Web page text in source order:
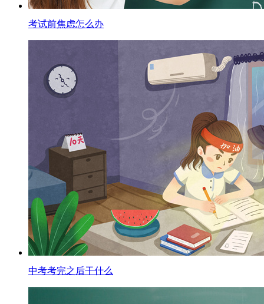
考试前焦虑怎么办
中考考完之后干什么